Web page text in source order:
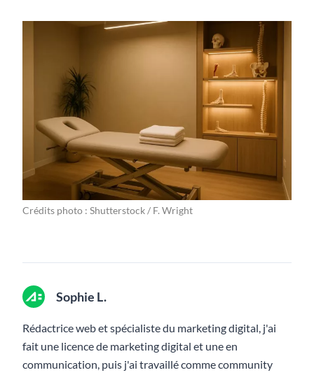
Crédits photo : Shutterstock / F. Wright
Sophie L.
Rédactrice web et spécialiste du marketing digital, j'ai
fait une licence de marketing digital et une en
communication, puis j'ai travaillé comme community